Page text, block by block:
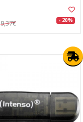
9,37€ - 20%